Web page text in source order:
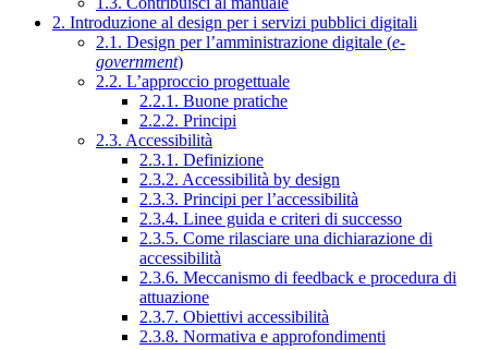
2. Introduzione al design per i servizi pubblici digitali
2.1. Design per l’amministrazione digitale (e-
government)
2.2. L’approccio progettuale
2.2.1. Buone pratiche
2.2.2. Principi
2.3. Accessibilità
2.3.1. Definizione
2.3.2. Accessibilità by design
2.3.3. Principi per l’accessibilità
2.3.4. Linee guida e criteri di successo
2.3.5. Come rilasciare una dichiarazione di
accessibilità
2.3.6. Meccanismo di feedback e procedura di
attuazione
2.3.7. Obiettivi accessibilità
2.3.8. Normativa e approfondimenti